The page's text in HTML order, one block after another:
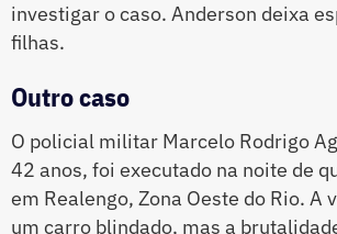
investigar o caso. Anderson deixa
filhas.
Outro caso
O policial militar Marcelo Rodrigo
42 anos, foi executado na noite de
em Realengo, Zona Oeste do Rio. A
um carro blindado, mas a